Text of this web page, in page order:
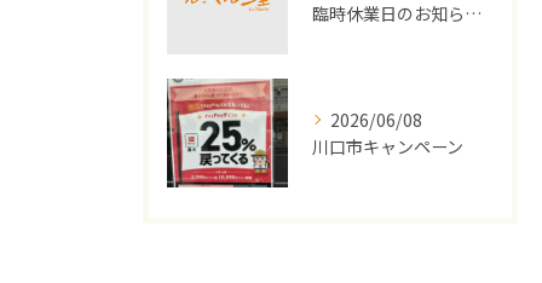
臨時休業日のお知らせ（2026年7月）
2026/06/08
川口市キャンペーン